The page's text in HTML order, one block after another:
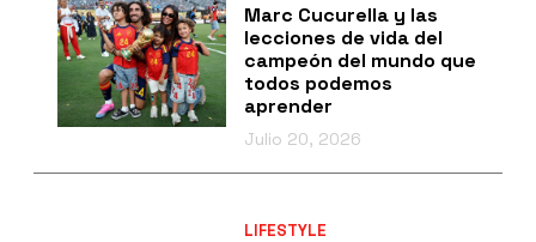
Marc Cucurella y las
lecciones de vida del
campeón del mundo que
todos podemos
aprender
Julio 20, 2026
LIFESTYLE